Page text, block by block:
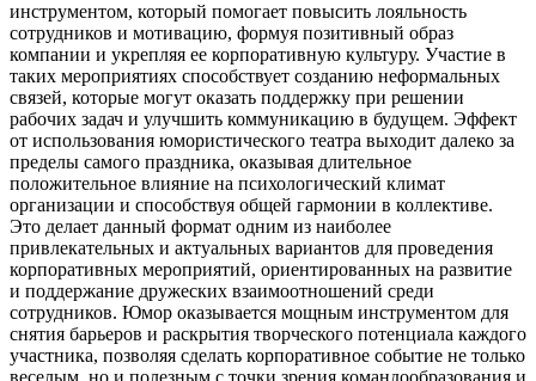
инструментом, который помогает повысить лояльность
сотрудников и мотивацию, формуя позитивный образ
компании и укрепляя ее корпоративную культуру. Участие в
таких мероприятиях способствует созданию неформальных
связей, которые могут оказать поддержку при решении
рабочих задач и улучшить коммуникацию в будущем. Эффект
от использования юмористического театра выходит далеко за
пределы самого праздника, оказывая длительное
положительное влияние на психологический климат
организации и способствуя общей гармонии в коллективе.
Это делает данный формат одним из наиболее
привлекательных и актуальных вариантов для проведения
корпоративных мероприятий, ориентированных на развитие
и поддержание дружеских взаимоотношений среди
сотрудников. Юмор оказывается мощным инструментом для
снятия барьеров и раскрытия творческого потенциала каждого
участника, позволяя сделать корпоративное событие не только
веселым, но и полезным с точки зрения командообразования и